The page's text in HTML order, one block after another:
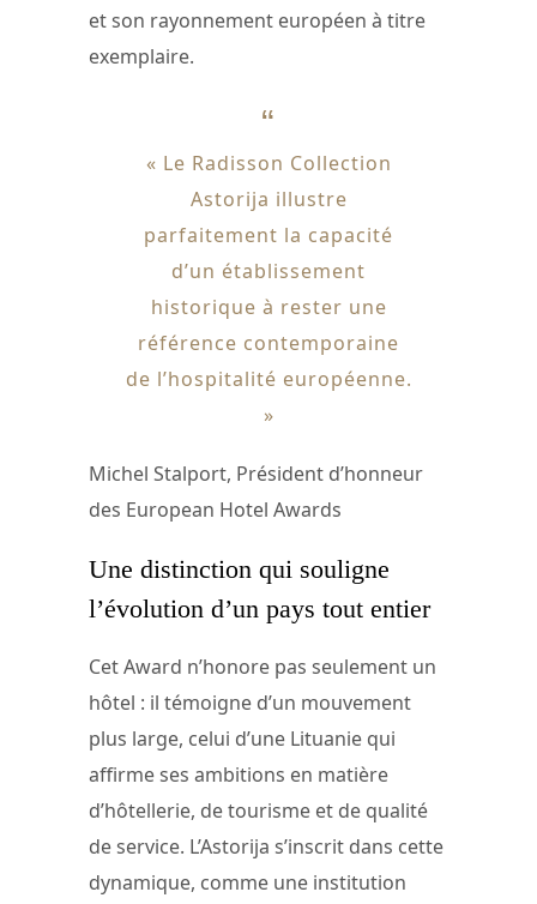
et son rayonnement européen à titre
exemplaire.
« Le Radisson Collection
Astorija illustre
parfaitement la capacité
d’un établissement
historique à rester une
référence contemporaine
de l’hospitalité européenne.
»
Michel Stalport, Président d’honneur
des European Hotel Awards
Une distinction qui souligne
l’évolution d’un pays tout entier
Cet Award n’honore pas seulement un
hôtel : il témoigne d’un mouvement
plus large, celui d’une Lituanie qui
affirme ses ambitions en matière
d’hôtellerie, de tourisme et de qualité
de service. L’Astorija s’inscrit dans cette
dynamique, comme une institution